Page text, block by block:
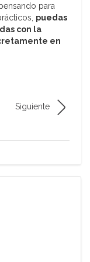
para
puedas
con la
en
Siguiente